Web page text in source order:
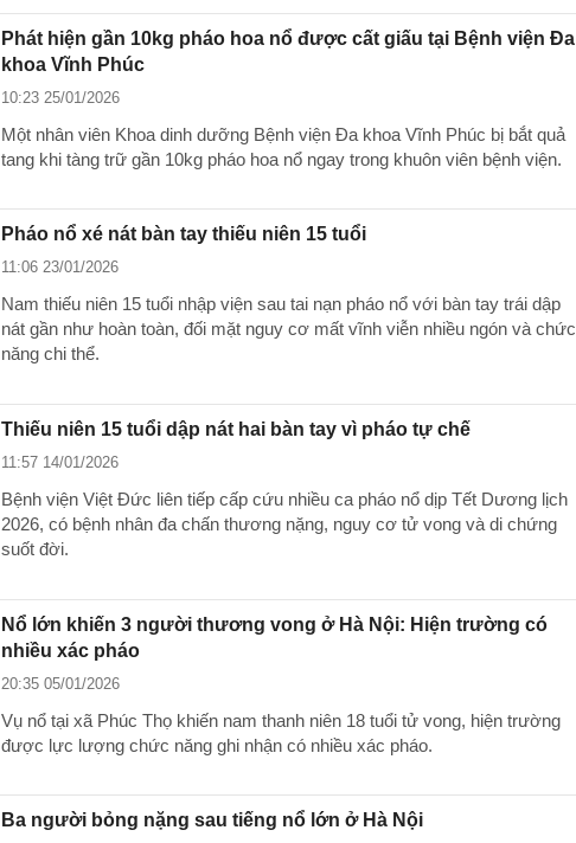
Phát hiện gần 10kg pháo hoa nổ được cất giấu tại Bệnh viện Đa
khoa Vĩnh Phúc
10:23 25/01/2026
Một nhân viên Khoa dinh dưỡng Bệnh viện Đa khoa Vĩnh Phúc bị bắt quả
tang khi tàng trữ gần 10kg pháo hoa nổ ngay trong khuôn viên bệnh viện.
Pháo nổ xé nát bàn tay thiếu niên 15 tuổi
11:06 23/01/2026
Nam thiếu niên 15 tuổi nhập viện sau tai nạn pháo nổ với bàn tay trái dập
nát gần như hoàn toàn, đối mặt nguy cơ mất vĩnh viễn nhiều ngón và chức
năng chi thể.
Thiếu niên 15 tuổi dập nát hai bàn tay vì pháo tự chế
11:57 14/01/2026
Bệnh viện Việt Đức liên tiếp cấp cứu nhiều ca pháo nổ dịp Tết Dương lịch
2026, có bệnh nhân đa chấn thương nặng, nguy cơ tử vong và di chứng
suốt đời.
Nổ lớn khiến 3 người thương vong ở Hà Nội: Hiện trường có
nhiều xác pháo
20:35 05/01/2026
Vụ nổ tại xã Phúc Thọ khiến nam thanh niên 18 tuổi tử vong, hiện trường
được lực lượng chức năng ghi nhận có nhiều xác pháo.
Ba người bỏng nặng sau tiếng nổ lớn ở Hà Nội